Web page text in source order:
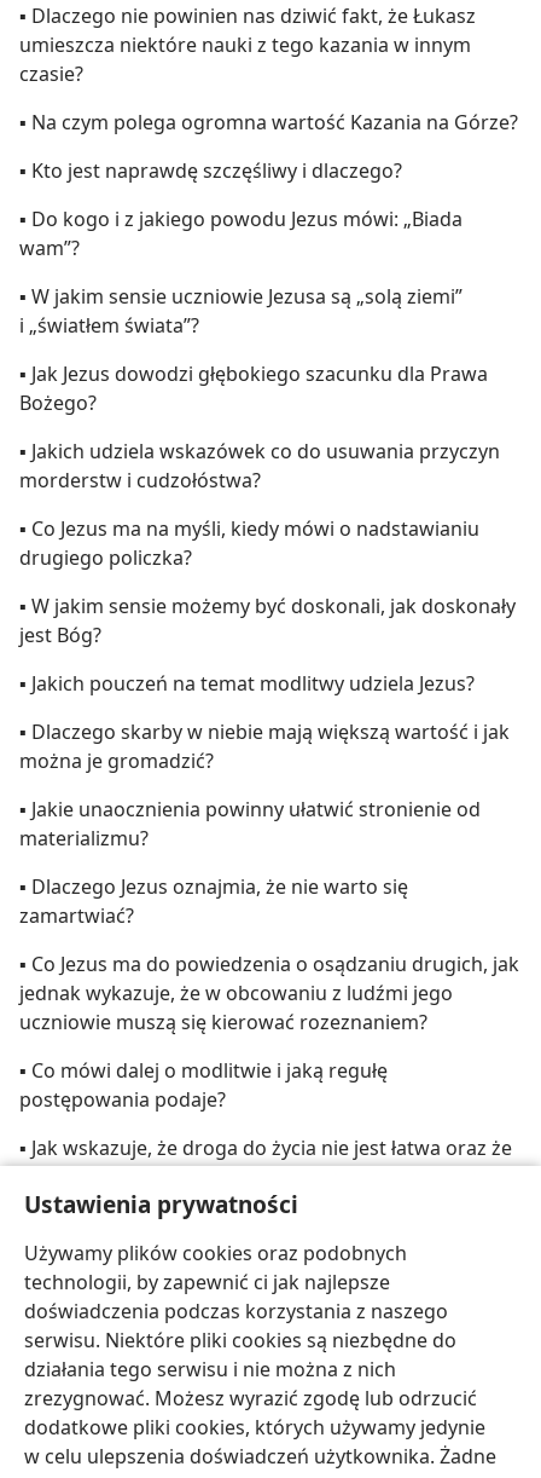
Ustawienia prywatności
Używamy plików cookies oraz podobnych
technologii, by zapewnić ci jak najlepsze
doświadczenia podczas korzystania z naszego
serwisu. Niektóre pliki cookies są niezbędne do
działania tego serwisu i nie można z nich
zrezygnować. Możesz wyrazić zgodę lub odrzucić
dodatkowe pliki cookies, których używamy jedynie
w celu ulepszenia doświadczeń użytkownika. Żadne
▪ Dlaczego nie powinien nas dziwić fakt, że Łukasz
umieszcza niektóre nauki z tego kazania w innym
czasie?
▪ Na czym polega ogromna wartość Kazania na Górze?
▪ Kto jest naprawdę szczęśliwy i dlaczego?
▪ Do kogo i z jakiego powodu Jezus mówi: „Biada
wam”?
▪ W jakim sensie uczniowie Jezusa są „solą ziemi”
i „światłem świata”?
▪ Jak Jezus dowodzi głębokiego szacunku dla Prawa
Bożego?
▪ Jakich udziela wskazówek co do usuwania przyczyn
morderstw i cudzołóstwa?
▪ Co Jezus ma na myśli, kiedy mówi o nadstawianiu
drugiego policzka?
▪ W jakim sensie możemy być doskonali, jak doskonały
jest Bóg?
▪ Jakich pouczeń na temat modlitwy udziela Jezus?
▪ Dlaczego skarby w niebie mają większą wartość i jak
można je gromadzić?
▪ Jakie unaocznienia powinny ułatwić stronienie od
materializmu?
▪ Dlaczego Jezus oznajmia, że nie warto się
zamartwiać?
▪ Co Jezus ma do powiedzenia o osądzaniu drugich, jak
jednak wykazuje, że w obcowaniu z ludźmi jego
uczniowie muszą się kierować rozeznaniem?
▪ Co mówi dalej o modlitwie i jaką regułę
postępowania podaje?
▪ Jak wskazuje, że droga do życia nie jest łatwa oraz że
▪ Jak Jezus kończy swoje kazanie i jakie wrażenie robi
ono na słuchających?
polski Udostępnij Ustawienia
Copyright© 2026 Watch Tower Bible and Tract Society of Pennsylvania
Warunki użytkowania Polityka prywatności
Ustawienia prywatności